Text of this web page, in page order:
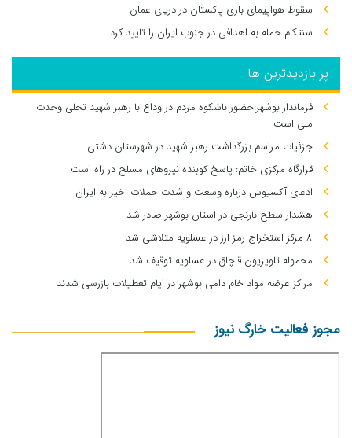
سقوط هواپیمای باری پاکستان در دریای عمان
سنتکام حمله به اهدافی در جنوب ایران را تایید کرد
پر بازدیدترین ها
فرماندار بوشهر:حضور باشکوه مردم در وداع با رهبر شهید تجلی وحدت
ملی است
جزئیات مراسم بزرگداشت رهبر شهید در شهرستان دشتی
قرارگاه مرکزی خاتم: پاسخ کوبنده نیروهای مسلح در راه است
ادعای آکسیوس درباره وسعت و شدت حملات اخیر به ایران
هشدار سطح نارنجی در استان بوشهر صادر شد
۸ مرکز استخراج رمز ارز در عسلویه متلاشی شد
محموله تلویزیون قاچاق در عسلویه توقیف شد
مراکز عرضه مواد خام دامی بوشهر در ایام تعطیلات بازرسی شدند
مجوز فعالیت خارگ نیوز